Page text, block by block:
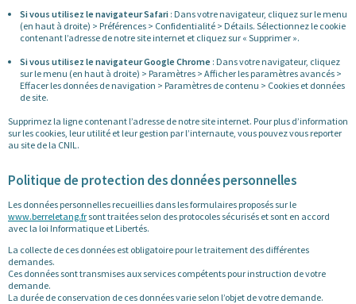
Si vous utilisez le navigateur Safari : Dans votre navigateur, cliquez sur le menu
(en haut à droite) > Préférences > Confidentialité > Détails. Sélectionnez le cookie
contenant l’adresse de notre site internet et cliquez sur « Supprimer ».
Si vous utilisez le navigateur Google Chrome : Dans votre navigateur, cliquez
sur le menu (en haut à droite) > Paramètres > Afficher les paramètres avancés >
Effacer les données de navigation > Paramètres de contenu > Cookies et données
de site.
Supprimez la ligne contenant l’adresse de notre site internet. Pour plus d’information
sur les cookies, leur utilité et leur gestion par l’internaute, vous pouvez vous reporter
au site de la CNIL.
Politique de protection des données personnelles
Les données personnelles recueillies dans les formulaires proposés sur le
www.berreletang.fr sont traitées selon des protocoles sécurisés et sont en accord
avec la loi Informatique et Libertés.
La collecte de ces données est obligatoire pour le traitement des différentes
demandes.
Ces données sont transmises aux services compétents pour instruction de votre
demande.
La durée de conservation de ces données varie selon l’objet de votre demande.